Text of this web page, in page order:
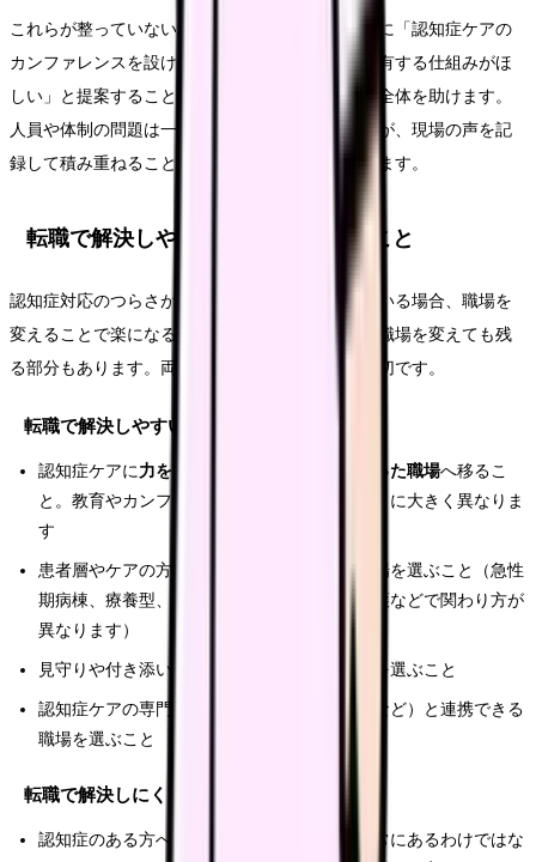
これらが整っていない場合、看護師長や教育担当に「認知症ケアの
カンファレンスを設けてほしい」「対応方針を共有する仕組みがほ
しい」と提案することが、自分だけでなくチーム全体を助けます。
人員や体制の問題は一人では変えにくいものですが、現場の声を記
録して積み重ねることで、改善の検討材料になります。
転職で解決しやすいこと・しにくいこと
認知症対応のつらさが「職場の体制」に根ざしている場合、職場を
変えることで楽になる部分があります。一方で、職場を変えても残
る部分もあります。両者を分けて考えることが大切です。
転職で解決しやすいこと
認知症ケアに 力を入れている職場・体制が整った職場へ移るこ
と。教育やカンファレンスの充実度は職場ごとに大きく異なりま
す
患者層やケアの方針が自分の価値観に合う職場を選ぶこと（急性
期病棟、療養型、認知症対応型施設、訪問看護などで関わり方が
異なります）
見守りや付き添いに見合った の職場を選ぶこと
認知症ケアの専門職（認知症看護認定看護師など）と連携できる
職場を選ぶこと
転職で解決しにくいこと
認知症のある方への対応に「明確な正解」が常にあるわけではな